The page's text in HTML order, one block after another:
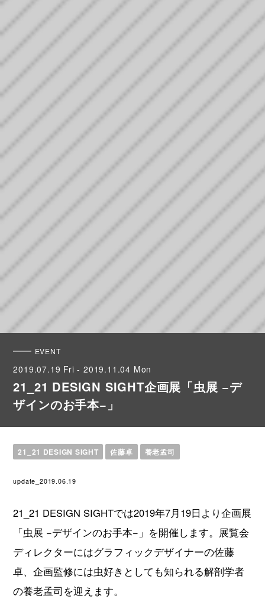
21_21 DESIGN SIGHT企画展「虫展 −デ
ザインのお手本−」
2019.07.19 Fri - 2019.11.04 Mon
EVENT
21_21 DESIGN SIGHT 佐藤卓 養老孟司
update_2019.06.19
21_21 DESIGN SIGHTでは2019年7月19日より企画展
「虫展 −デザインのお手本−」を開催します。展覧会
ディレクターにはグラフィックデザイナーの佐藤
卓、企画監修には虫好きとしても知られる解剖学者
の養老孟司を迎えます。